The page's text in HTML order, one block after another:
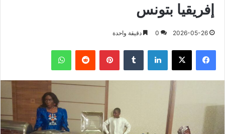
إفريقيا بتونس
2026-05-26
0 دقيقة واحدة
فيسبوك X لينكدإن بينتيريست واتساب